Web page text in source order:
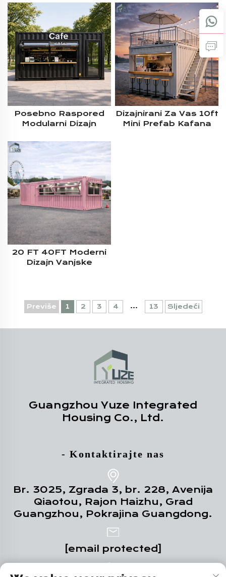
Modularna Isporuka
BBQ Kontejner Kiosk
S Punom Kuhinjom
Prefabrikirani
Modularni Kontejner
Za Prijevoz S Velikim
Prozorom Za Usluge
Posebno Raspored
Modularni Dizajn
Čelična Struktura
20ft Kontejner
Kafana
Dizajnirani Za Vas 10ft
Mini Prefab Kafana
20 FT 40FT Moderni
Dizajn Vanjske
Sjedenjem
Previše 1 2 3 4 ... 13 Sljedeći
Guangzhou Yuze Integrated
Housing Co., Ltd.
- Kontaktirajte nas
Br. 3025, Zgrada 3, br. 228, Avenija
Qiaotou, Rajon Haizhu, Grad
Guangzhou, Pokrajina Guangdong.
[email protected]